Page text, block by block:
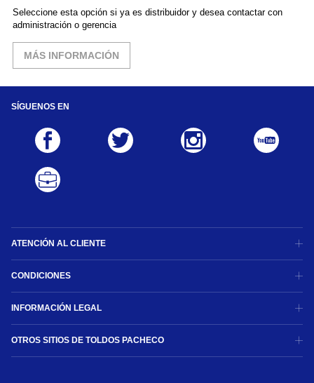
Seleccione esta opción si ya es distribuidor y desea contactar con
administración o gerencia
MÁS INFORMACIÓN
SÍGUENOS EN
ATENCIÓN AL CLIENTE
CONDICIONES
INFORMACIÓN LEGAL
OTROS SITIOS DE TOLDOS PACHECO